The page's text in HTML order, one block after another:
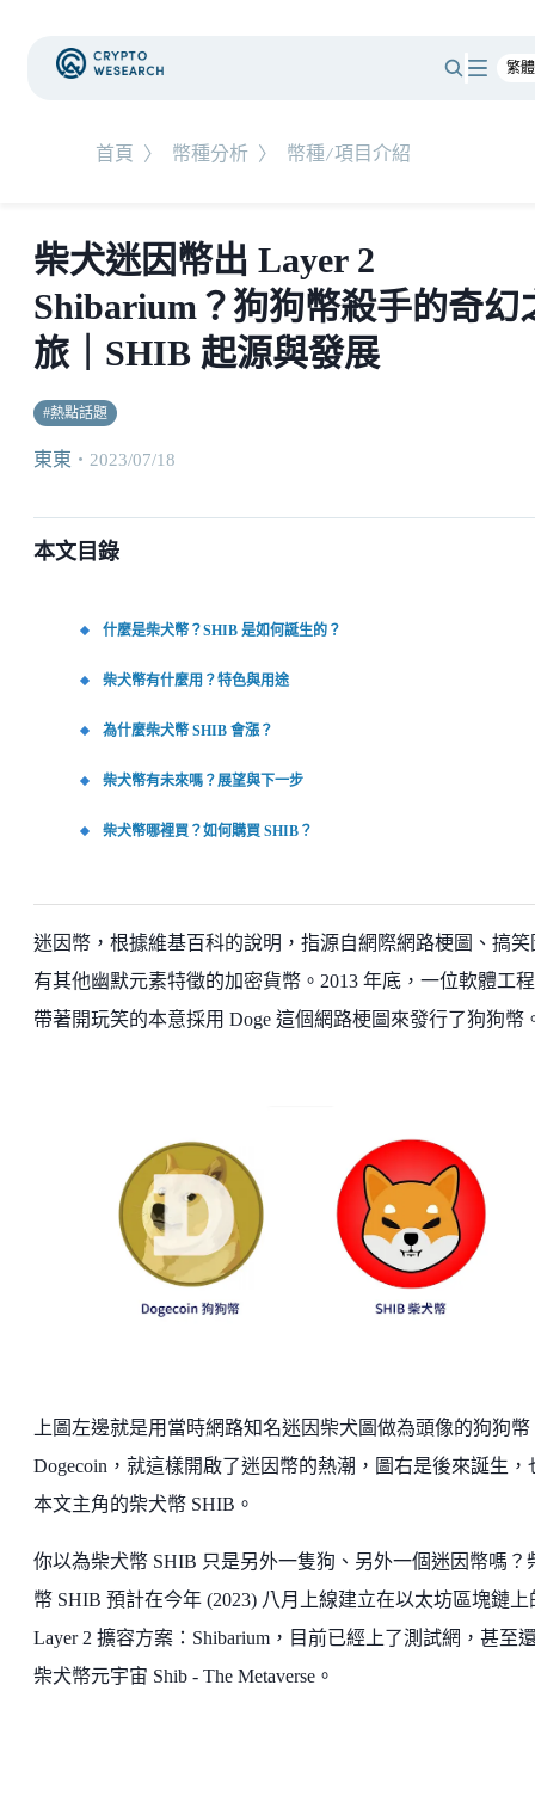
首頁 〉 幣種分析 〉 幣種/項目介紹
柴犬迷因幣出 Layer 2
Shibarium？狗狗幣殺手的奇幻
旅｜SHIB 起源與發展
#熱點話題
東東 ・ 2023/07/18
本文目錄
什麼是柴犬幣？SHIB 是如何誕生的？
柴犬幣有什麼用？特色與用途
為什麼柴犬幣 SHIB 會漲？
柴犬幣有未來嗎？展望與下一步
柴犬幣哪裡買？如何購買 SHIB？
迷因幣，根據維基百科的說明，指源自網際網路梗圖、搞笑
有其他幽默元素特徵的加密貨幣。2013 年底，一位軟體工
帶著開玩笑的本意採用 Doge 這個網路梗圖來發行了狗狗幣
上圖左邊就是用當時網路知名迷因柴犬圖做為頭像的狗狗幣
Dogecoin，就這樣開啟了迷因幣的熱潮，圖右是後來誕生，
本文主角的柴犬幣 SHIB。
你以為柴犬幣 SHIB 只是另外一隻狗、另外一個迷因幣嗎？
幣 SHIB 預計在今年 (2023) 八月上線建立在以太坊區塊鏈上
Layer 2 擴容方案：Shibarium，目前已經上了測試網，甚至
柴犬幣元宇宙 Shib - The Metaverse。